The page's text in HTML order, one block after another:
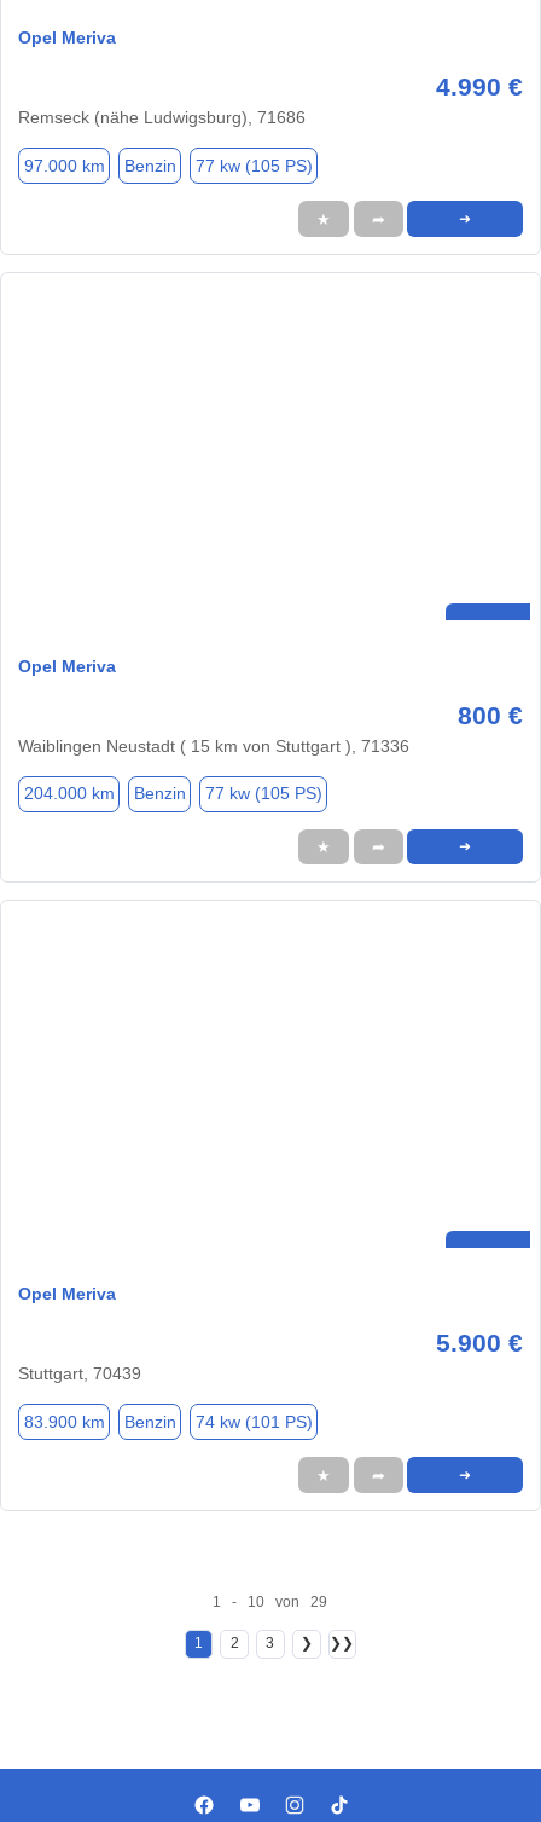
Opel Meriva
4.990 €
Remseck (nähe Ludwigsburg), 71686
97.000 km Benzin 77 kw (105 PS)
★ ➦ ➜
Opel Meriva
800 €
Waiblingen Neustadt ( 15 km von Stuttgart ), 71336
204.000 km Benzin 77 kw (105 PS)
★ ➦ ➜
Opel Meriva
5.900 €
Stuttgart, 70439
83.900 km Benzin 74 kw (101 PS)
★ ➦ ➜
1 - 10 von 29
1 2 3 ❯ ❯❯